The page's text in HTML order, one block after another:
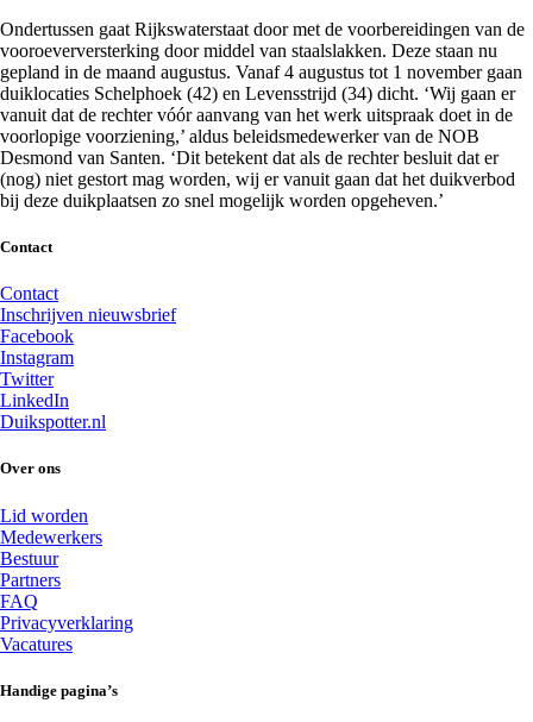
Ondertussen gaat Rijkswaterstaat door met de voorbereidingen van de
vooroeverversterking door middel van staalslakken. Deze staan nu
gepland in de maand augustus. Vanaf 4 augustus tot 1 november gaan
duiklocaties Schelphoek (42) en Levensstrijd (34) dicht. ‘Wij gaan er
vanuit dat de rechter vóór aanvang van het werk uitspraak doet in de
voorlopige voorziening,’ aldus beleidsmedewerker van de NOB
Desmond van Santen. ‘Dit betekent dat als de rechter besluit dat er
(nog) niet gestort mag worden, wij er vanuit gaan dat het duikverbod
bij deze duikplaatsen zo snel mogelijk worden opgeheven.’
Contact
Contact
Inschrijven nieuwsbrief
Facebook
Instagram
Twitter
LinkedIn
Duikspotter.nl
Over ons
Lid worden
Medewerkers
Bestuur
Partners
FAQ
Privacyverklaring
Vacatures
Handige pagina’s